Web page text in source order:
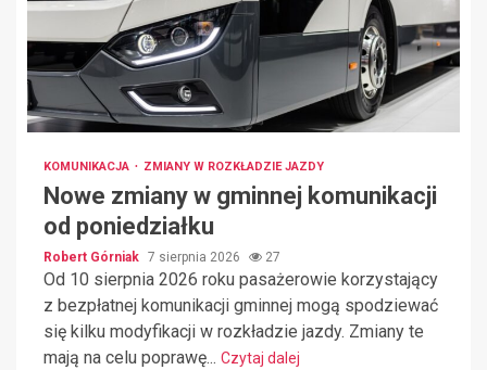
KOMUNIKACJA ZMIANY W ROZKŁADZIE JAZDY
Nowe zmiany w gminnej komunikacji
od poniedziałku
Robert Górniak 7 sierpnia 2026 27
Od 10 sierpnia 2026 roku pasażerowie korzystający
z bezpłatnej komunikacji gminnej mogą spodziewać
się kilku modyfikacji w rozkładzie jazdy. Zmiany te
mają na celu poprawę... Czytaj dalej